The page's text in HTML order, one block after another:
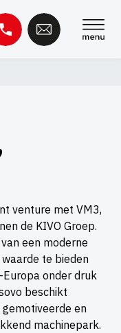
venture met VM3,
de KIVO Groep.
een moderne
te bieden
onder druk
beschikt
en
machinepark.